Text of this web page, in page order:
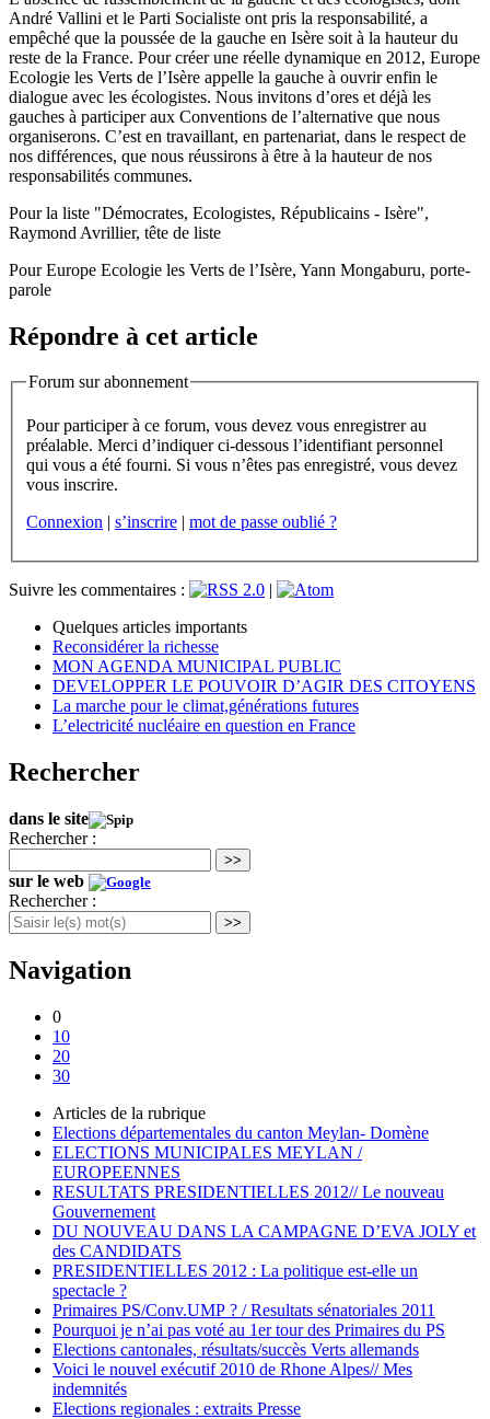
André Vallini et le Parti Socialiste ont pris la responsabilité, a
empêché que la poussée de la gauche en Isère soit à la hauteur du
reste de la France. Pour créer une réelle dynamique en 2012, Europe
Ecologie les Verts de l’Isère appelle la gauche à ouvrir enfin le
dialogue avec les écologistes. Nous invitons d’ores et déjà les
gauches à participer aux Conventions de l’alternative que nous
organiserons. C’est en travaillant, en partenariat, dans le respect de
nos différences, que nous réussirons à être à la hauteur de nos
responsabilités communes.
Pour la liste "Démocrates, Ecologistes, Républicains - Isère",
Raymond Avrillier, tête de liste
Pour Europe Ecologie les Verts de l’Isère, Yann Mongaburu, porte-
parole
Répondre à cet article
Forum sur abonnement
Pour participer à ce forum, vous devez vous enregistrer au
préalable. Merci d’indiquer ci-dessous l’identifiant personnel
qui vous a été fourni. Si vous n’êtes pas enregistré, vous devez
vous inscrire.
Connexion | s’inscrire | mot de passe oublié ?
Suivre les commentaires :
|
Quelques articles importants
Reconsidérer la richesse
MON AGENDA MUNICIPAL PUBLIC
DEVELOPPER LE POUVOIR D’AGIR DES CITOYENS
La marche pour le climat,générations futures
L’electricité nucléaire en question en France
Rechercher
dans le site
Rechercher :
>>
sur le web
Rechercher :
>>
Navigation
0
10
20
30
Articles de la rubrique
Elections départementales du canton Meylan- Domène
ELECTIONS MUNICIPALES MEYLAN /
EUROPEENNES
RESULTATS PRESIDENTIELLES 2012// Le nouveau
Gouvernement
DU NOUVEAU DANS LA CAMPAGNE D’EVA JOLY et
des CANDIDATS
PRESIDENTIELLES 2012 : La politique est-elle un
spectacle ?
Primaires PS/Conv.UMP ? / Resultats sénatoriales 2011
Pourquoi je n’ai pas voté au 1er tour des Primaires du PS
Elections cantonales, résultats/succès Verts allemands
Voici le nouvel exécutif 2010 de Rhone Alpes// Mes
indemnités
Elections regionales : extraits Presse